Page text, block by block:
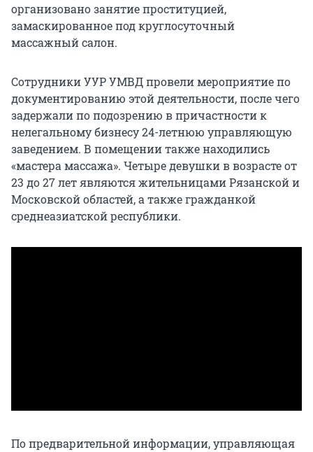
организовано занятие проституцией,
замаскированное под круглосуточный
массажный салон.
Сотрудники УУР УМВД провели мероприятие по
документированию этой деятельности, после чего
задержали по подозрению в причастности к
нелегальному бизнесу 24-летнюю управляющую
заведением. В помещении также находились
«мастера массажа». Четыре девушки в возрасте от
23 до 27 лет являются жительницами Рязанской и
Московской областей, а также гражданкой
среднеазиатской республики.
По предварительной информации, управляющая